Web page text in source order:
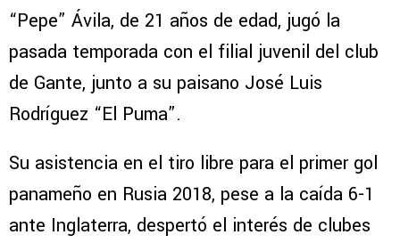
“Pepe” Ávila, de 21 años de edad, jugó la
pasada temporada con el filial juvenil del club
de Gante, junto a su paisano José Luis
Rodríguez “El Puma”.
Su asistencia en el tiro libre para el primer gol
panameño en Rusia 2018, pese a la caída 6-1
ante Inglaterra, despertó el interés de clubes